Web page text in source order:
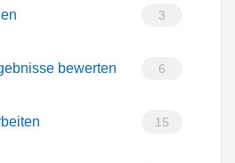
3
bewerten 6
15